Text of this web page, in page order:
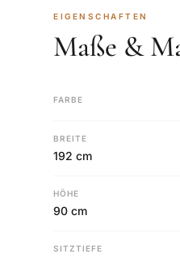
EIGENSCHAFTEN
Maße &
FARBE
BREITE
192 cm
HÖHE
90 cm
SITZTIEFE